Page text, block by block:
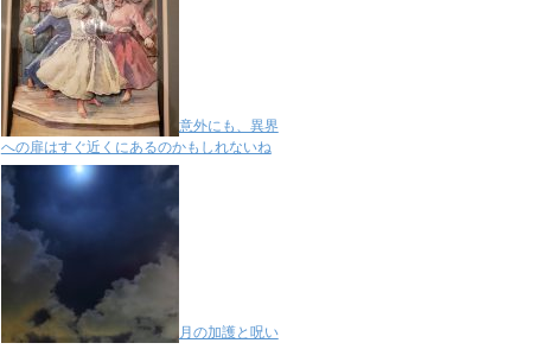
意外にも、異界
への扉はすぐ近くにあるのかもしれないね
月の加護と呪い